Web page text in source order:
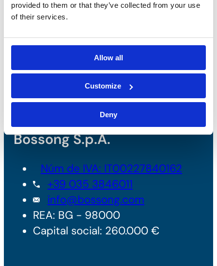
provided to them or that they’ve collected from your use
of their services.
Allow all
Customize
Deny
Bossong S.p.A.
Núm de IVA: IT00227840162
+39 035 3846011
info@bossong.com
REA: BG - 98000
Capital social: 260.000 €